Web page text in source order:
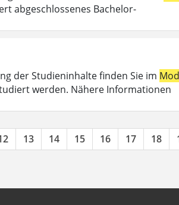
abgeschlossenes Bachelor-
der Studieninhalte finden Sie im
werden. Nähere Informationen
13 14 15 16 17 18